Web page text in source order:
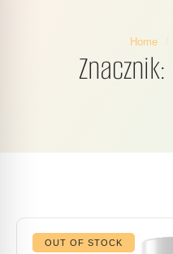
Home
Znacznik:
OUT OF STOCK